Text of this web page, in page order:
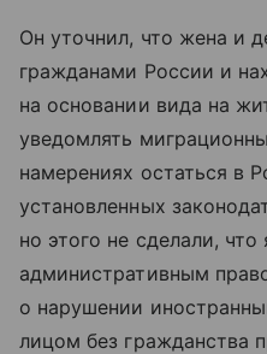
Он уточнил, что жена и
гражданами России и
на основании вида на
уведомлять
намерениях остаться в
установленных
но этого не сделали, что
административным
о нарушении
лицом без гражданства